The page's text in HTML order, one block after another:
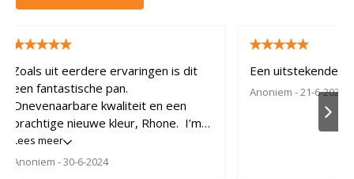
Zoals uit eerdere ervaringen is dit
een fantastische pan.
Onevenaarbare kwaliteit en een
prachtige nieuwe kleur, Rhone. I’m
in love.
Lees meer
Anoniem - 30-6-2024
Een uitstekende
Anoniem- 21-6-2024